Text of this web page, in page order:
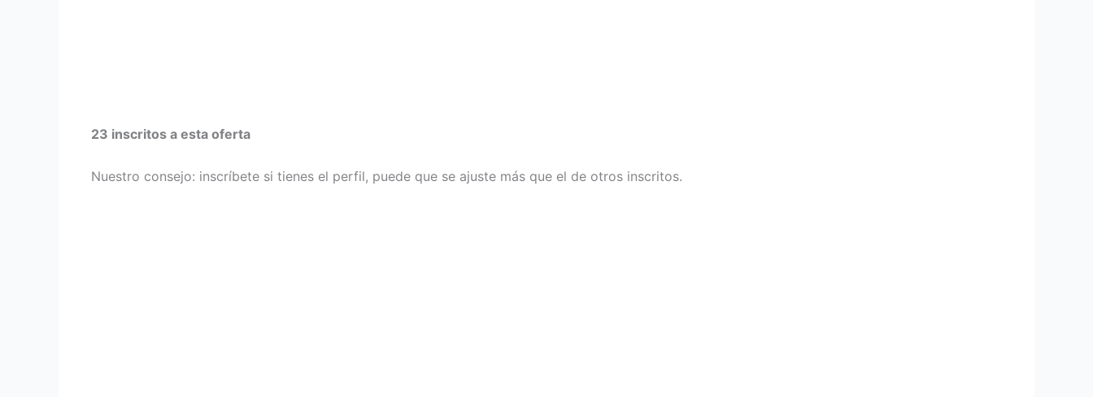
23 inscritos a esta oferta
Nuestro consejo: inscríbete si tienes el perfil, puede que se ajuste más que el de otros inscritos.